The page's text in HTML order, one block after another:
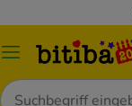
Menü
Suchen